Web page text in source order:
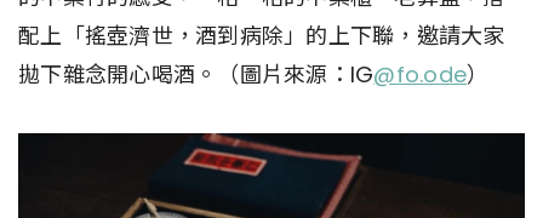
配上「搖壺濟世，酒到病除」的上下聯，邀請大家
拋下雜念開心喝酒。（圖片來源：IG@fo.ode）